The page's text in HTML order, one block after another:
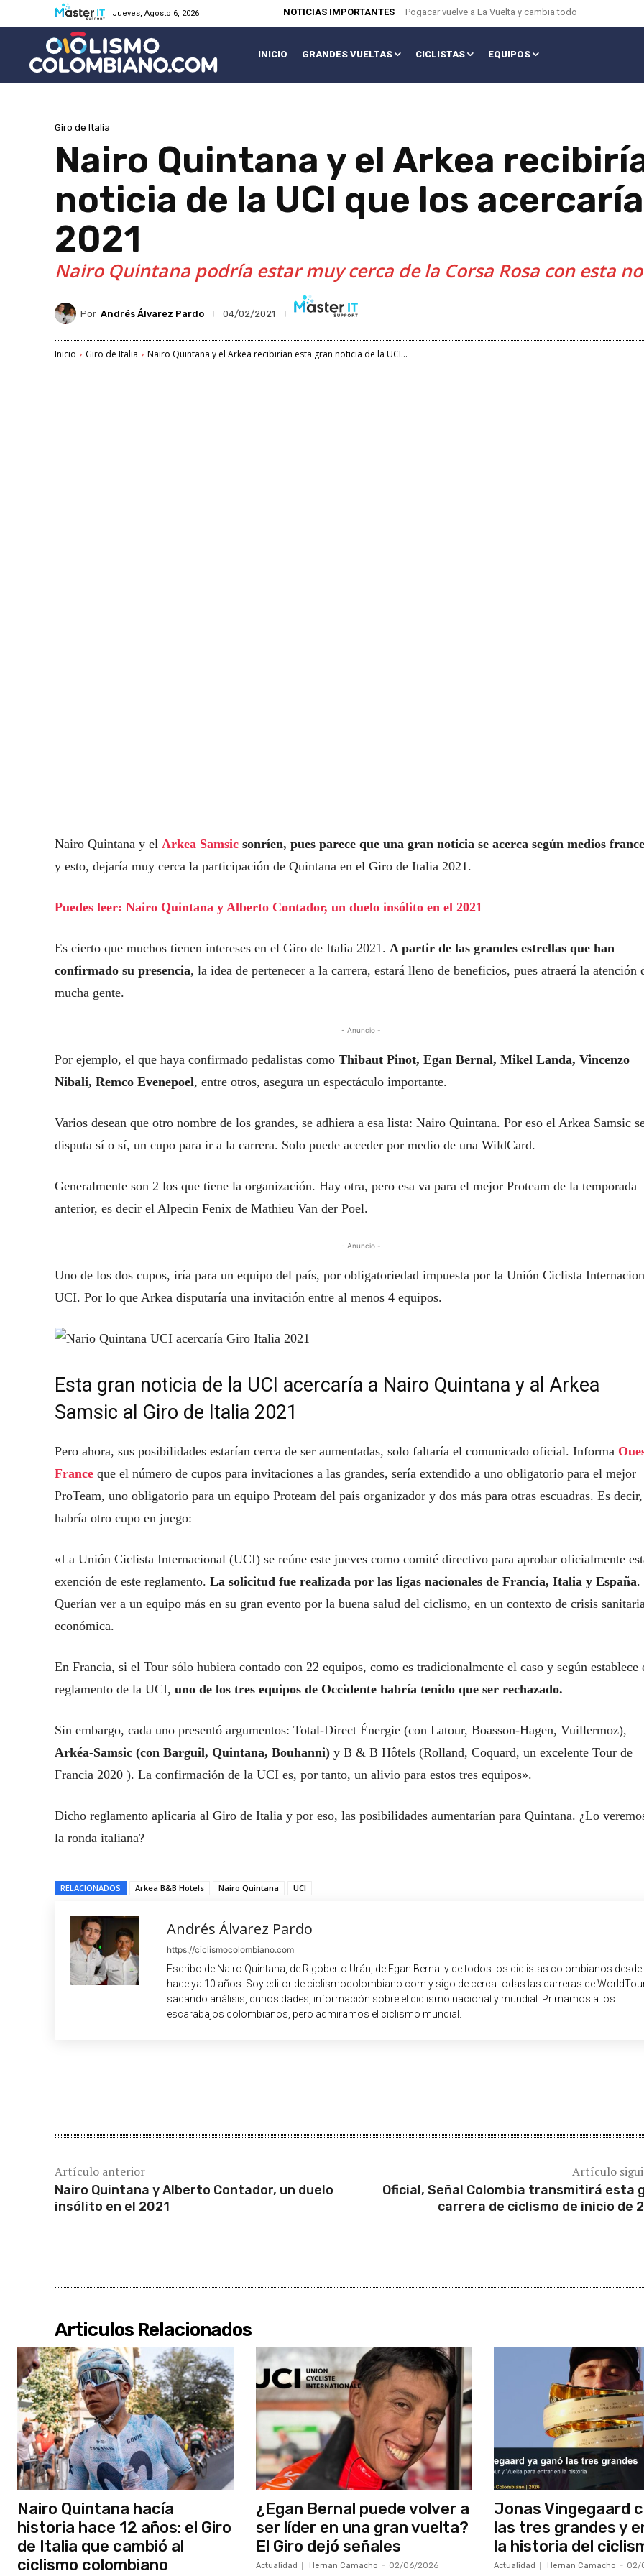
Jueves, Agosto 6, 2026 NOTICIAS IMPORTANTES Pogacar vuelve a La Vuelta y cambia todo
INICIO GRANDES VUELTAS CICLISTAS EQUIPOS
Giro de Italia
Nairo Quintana y el Arkea
noticia de la UCI que los
2021
Nairo Quintana podría estar muy cerca de la Corsa Rosa con esta
Por Andrés Álvarez Pardo 04/02/2021
Inicio Giro de Italia Nairo Quintana y el Arkea recibirían esta gran noticia de la UCI...
Nairo Quintana y el Arkea Samsic sonríen, pues parece que una gran noticia se acerca según medios
y esto, dejaría muy cerca la participación de Quintana en el Giro de Italia 2021.
Puedes leer: Nairo Quintana y Alberto Contador, un duelo insólito en el 2021
Es cierto que muchos tienen intereses en el Giro de Italia 2021. A partir de las grandes estrellas que han
confirmado su presencia, la idea de pertenecer a la carrera, estará lleno de beneficios, pues atraerá la atención
mucha gente.
- Anuncio -
Por ejemplo, el que haya confirmado pedalistas como Thibaut Pinot, Egan Bernal, Mikel Landa, Vincenzo
Nibali, Remco Evenepoel, entre otros, asegura un espectáculo importante.
Varios desean que otro nombre de los grandes, se adhiera a esa lista: Nairo Quintana. Por eso el Arkea Samsic
disputa sí o sí, un cupo para ir a la carrera. Solo puede acceder por medio de una WildCard.
Generalmente son 2 los que tiene la organización. Hay otra, pero esa va para el mejor Proteam de la temporada
anterior, es decir el Alpecin Fenix de Mathieu Van der Poel.
- Anuncio -
Uno de los dos cupos, iría para un equipo del país, por obligatoriedad impuesta por la Unión Ciclista
UCI. Por lo que Arkea disputaría una invitación entre al menos 4 equipos.
Esta gran noticia de la UCI acercaría a Nairo Quintana y al Arkea
Samsic al Giro de Italia 2021
Pero ahora, sus posibilidades estarían cerca de ser aumentadas, solo faltaría el comunicado oficial. Informa
France que el número de cupos para invitaciones a las grandes, sería extendido a uno obligatorio para el mejor
ProTeam, uno obligatorio para un equipo Proteam del país organizador y dos más para otras escuadras. Es decir,
habría otro cupo en juego:
«La Unión Ciclista Internacional (UCI) se reúne este jueves como comité directivo para aprobar oficialmente
exención de este reglamento. La solicitud fue realizada por las ligas nacionales de Francia, Italia y España.
Querían ver a un equipo más en su gran evento por la buena salud del ciclismo, en un contexto de crisis
económica.
En Francia, si el Tour sólo hubiera contado con 22 equipos, como es tradicionalmente el caso y según establece
reglamento de la UCI, uno de los tres equipos de Occidente habría tenido que ser rechazado.
Sin embargo, cada uno presentó argumentos: Total-Direct Énergie (con Latour, Boasson-Hagen, Vuillermoz),
Arkéa-Samsic (con Barguil, Quintana, Bouhanni) y B & B Hôtels (Rolland, Coquard, un excelente Tour de
Francia 2020 ). La confirmación de la UCI es, por tanto, un alivio para estos tres equipos».
Dicho reglamento aplicaría al Giro de Italia y por eso, las posibilidades aumentarían para Quintana. ¿Lo
la ronda italiana?
RELACIONADOS Arkea B&B Hotels Nairo Quintana UCI
Andrés Álvarez Pardo
https://ciclismocolombiano.com
Escribo de Nairo Quintana, de Rigoberto Urán, de Egan Bernal y de todos los ciclistas colombianos desde
hace ya 10 años. Soy editor de ciclismocolombiano.com y sigo de cerca todas las carreras de
sacando análisis, curiosidades, información sobre el ciclismo nacional y mundial. Primamos a los
escarabajos colombianos, pero admiramos el ciclismo mundial.
Artículo anterior
Nairo Quintana y Alberto Contador, un duelo
insólito en el 2021
Artículo
Oficial, Señal Colombia transmitirá esta
carrera de ciclismo de inicio de
Articulos Relacionados
Nairo Quintana hacía
historia hace 12 años: el Giro
de Italia que cambió al
ciclismo colombiano
¿Egan Bernal puede volver a
ser líder en una gran vuelta?
El Giro dejó señales
Actualidad Hernan Camacho - 02/06/2026
Jonas Vingegaard
las tres grandes y
la historia del
Actualidad Hernan Camacho - 02/